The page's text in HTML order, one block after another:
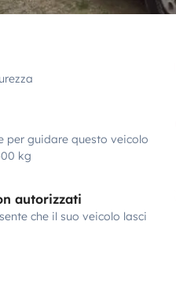
per guidare questo veicolo
kg
autorizzati
che il suo veicolo lasci